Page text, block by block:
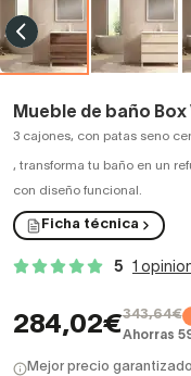
Mueble de baño Box
3 cajones, con patas seno
, transforma tu baño en un
con diseño funcional.
Ficha técnica
5 1
284,02€343,64€
Ahorras
Mejor precio garantizado